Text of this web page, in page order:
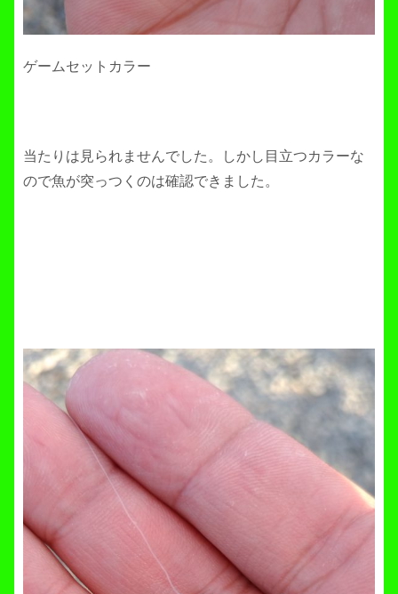
ゲームセットカラー
当たりは見られませんでした。しかし目立つカラーな
ので魚が突っつくのは確認できました。